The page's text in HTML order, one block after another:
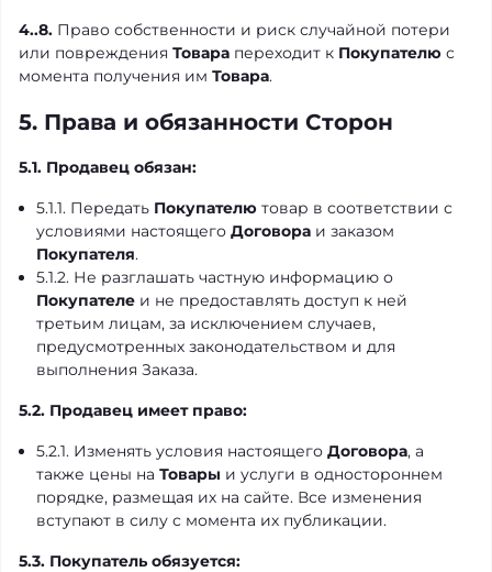
4..8. Право собственности и риск случайной потери
или повреждения Товара переходит к Покупателю с
момента получения им Товара.
5. Права и обязанности Сторон
5.1. Продавец обязан:
5.1.1. Передать Покупателю товар в соответствии с
условиями настоящего Договора и заказом
Покупателя.
5.1.2. Не разглашать частную информацию о
Покупателе и не предоставлять доступ к ней
третьим лицам, за исключением случаев,
предусмотренных законодательством и для
выполнения Заказа.
5.2. Продавец имеет право:
5.2.1. Изменять условия настоящего Договора, а
также цены на Товары и услуги в одностороннем
порядке, размещая их на сайте. Все изменения
вступают в силу с момента их публикации.
5.3. Покупатель обязуется: